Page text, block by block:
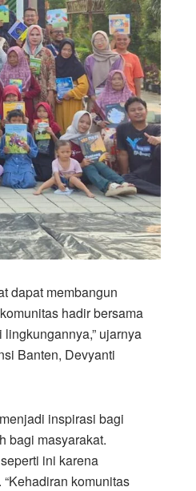
dapat membangun
hadir bersama
ujarnya
Banten, Devyanti
inspirasi bagi
bagi masyarakat.
ini karena
komunitas